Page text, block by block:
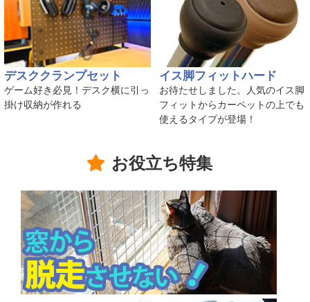
デスククランプセット
ゲーム好き必見！デスク横に引っ
掛け収納が作れる
イス脚フィットハード
お待たせしました。人気のイス脚
フィットからカーペットの上でも
使えるタイプが登場！
お役立ち特集